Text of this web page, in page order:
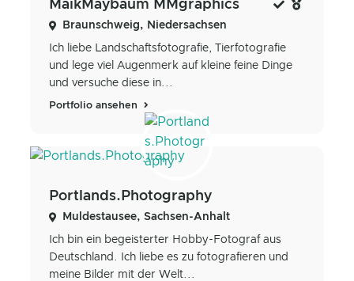
MaikMaybaum MMgraphics
Braunschweig, Niedersachsen
Ich liebe Landschaftsfotografie, Tierfotografie
und lege viel Augenmerk auf kleine feine Dinge
und versuche diese in...
Portfolio ansehen
Portlands.Photography
Muldestausee, Sachsen-Anhalt
Ich bin ein begeisterter Hobby-Fotograf aus
Deutschland. Ich liebe es zu fotografieren und
meine Bilder mit der Welt...